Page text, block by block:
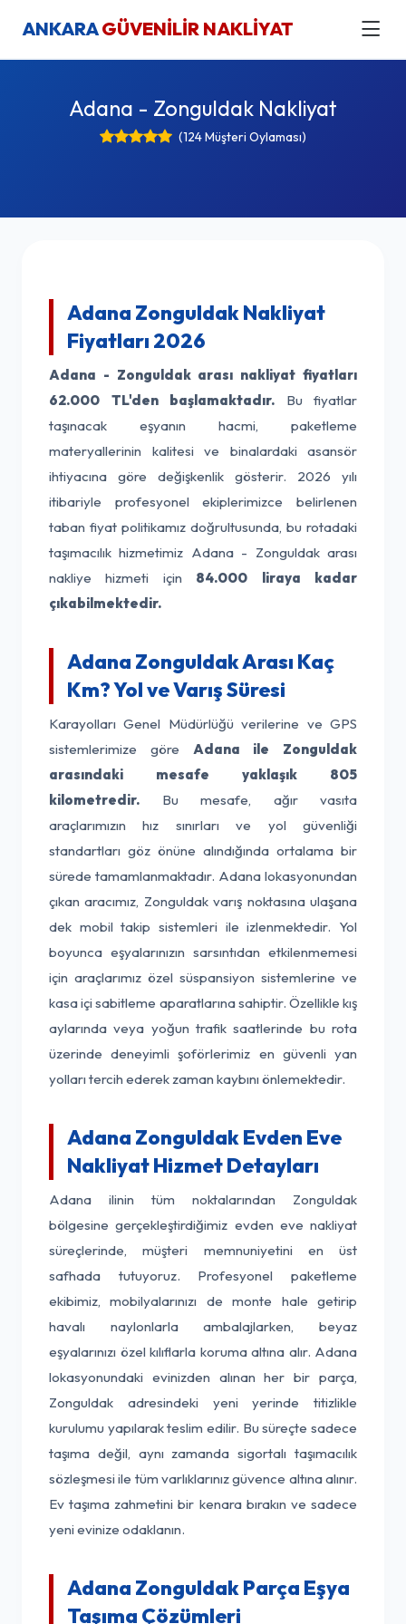
ANKARAGÜVENİLİR NAKLİYAT
Adana - Zonguldak Nakliyat
(124 Müşteri Oylaması)
Adana Zonguldak Nakliyat
Fiyatları 2026
Adana - Zonguldak arası nakliyat fiyatları
62.000 TL'den başlamaktadır. Bu fiyatlar
taşınacak eşyanın hacmi, paketleme
materyallerinin kalitesi ve binalardaki asansör
ihtiyacına göre değişkenlik gösterir. 2026 yılı
itibariyle profesyonel ekiplerimizce belirlenen
taban fiyat politikamız doğrultusunda, bu rotadaki
taşımacılık hizmetimiz Adana - Zonguldak arası
nakliye hizmeti için 84.000 liraya kadar
çıkabilmektedir.
Adana Zonguldak Arası Kaç
Km? Yol ve Varış Süresi
Karayolları Genel Müdürlüğü verilerine ve GPS
sistemlerimize göre Adana ile Zonguldak
arasındaki mesafe yaklaşık 805
kilometredir. Bu mesafe, ağır vasıta
araçlarımızın hız sınırları ve yol güvenliği
standartları göz önüne alındığında ortalama bir
sürede tamamlanmaktadır. Adana lokasyonundan
çıkan aracımız, Zonguldak varış noktasına ulaşana
dek mobil takip sistemleri ile izlenmektedir. Yol
boyunca eşyalarınızın sarsıntıdan etkilenmemesi
için araçlarımız özel süspansiyon sistemlerine ve
kasa içi sabitleme aparatlarına sahiptir. Özellikle kış
aylarında veya yoğun trafik saatlerinde bu rota
üzerinde deneyimli şoförlerimiz en güvenli yan
yolları tercih ederek zaman kaybını önlemektedir.
Adana Zonguldak Evden Eve
Nakliyat Hizmet Detayları
Adana ilinin tüm noktalarından Zonguldak
bölgesine gerçekleştirdiğimiz evden eve nakliyat
süreçlerinde, müşteri memnuniyetini en üst
safhada tutuyoruz. Profesyonel paketleme
ekibimiz, mobilyalarınızı de monte hale getirip
havalı naylonlarla ambalajlarken, beyaz
eşyalarınızı özel kılıflarla koruma altına alır. Adana
lokasyonundaki evinizden alınan her bir parça,
Zonguldak adresindeki yeni yerinde titizlikle
kurulumu yapılarak teslim edilir. Bu süreçte sadece
taşıma değil, aynı zamanda sigortalı taşımacılık
sözleşmesi ile tüm varlıklarınız güvence altına alınır.
Ev taşıma zahmetini bir kenara bırakın ve sadece
yeni evinize odaklanın.
Adana Zonguldak Parça Eşya
Taşıma Çözümleri